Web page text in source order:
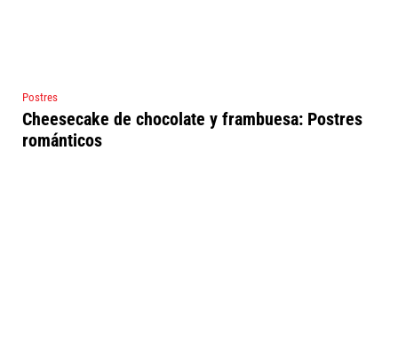
Postres
Cheesecake de chocolate y frambuesa: Postres
románticos